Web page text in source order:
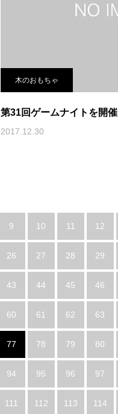
木のおもちゃ
第31回ゲームナイトを開
2017.12.30
9 10 11 12
26 27 28 29
43 44 45 46
60 61 62 63
77 78 79 80
94 95 96 97
111 112 113 114